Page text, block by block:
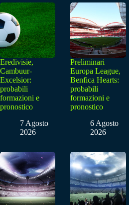
Eredivisie,
Cambuur-
Excelsior:
probabili
formazioni e
pronostico
7 Agosto
2026
Preliminari
Europa League,
Benfica Hearts:
probabili
formazioni e
pronostico
6 Agosto
2026